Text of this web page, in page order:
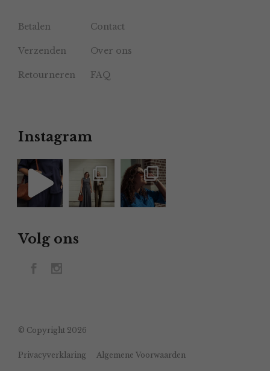
Betalen Contact
Verzenden Over ons
Retourneren FAQ
Instagram
Volg ons
© Copyright 2026
Privacyverklaring Algemene Voorwaarden